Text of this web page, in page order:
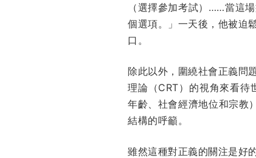
（選擇參加考試）……當這
個選項。」一天後，他被迫
口。
除此以外，圍繞社會正義問
理論（CRT）的視角來看待
年齡、社會經濟地位和宗教
結構的呼籲。
雖然這種對正義的關注是好